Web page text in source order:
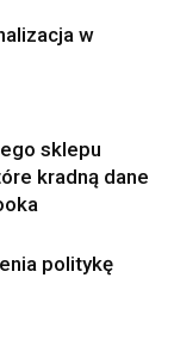
w
sklepu
kradną dane
politykę